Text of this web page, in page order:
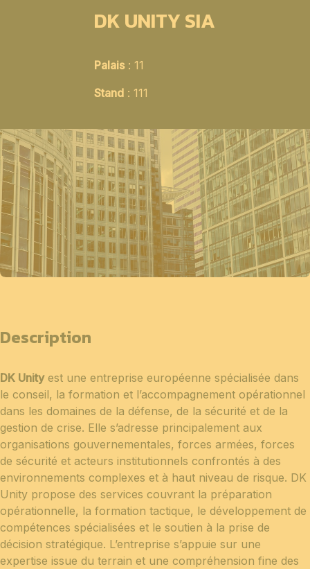
DK UNITY SIA
Palais: 11
Stand : 111
Description
DK Unityest une entreprise européenne spécialisée dans
le conseil, la formation et l’accompagnement opérationnel
dans les domaines de la défense, de la sécurité et de la
gestion de crise. Elle s’adresse principalement aux
organisations gouvernementales, forces armées, forces
de sécurité et acteurs institutionnels confrontés à des
environnements complexes et à haut niveau de risque. DK
Unity propose des services couvrant la préparation
opérationnelle, la formation tactique, le développement de
compétences spécialisées et le soutien à la prise de
décision stratégique. L’entreprise s’appuie sur une
expertise issue du terrain et une compréhension fine des